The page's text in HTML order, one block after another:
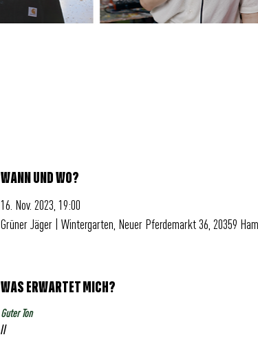
WANN UND WO?
16. Nov. 2023, 19:00
Grüner Jäger | Wintergarten, Neuer Pferdemarkt 36, 20359
WAS ERWARTET MICH?
Guter Ton
//